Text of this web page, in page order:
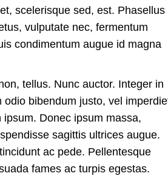
scelerisque sed, est. Phasellus
vulputate nec, fermentum
condimentum augue id magna
tellus. Nunc auctor. Integer in
bibendum justo, vel
Donec ipsum massa,
sagittis ultrices augue.
ac pede. Pellentesque
fames ac turpis egestas.